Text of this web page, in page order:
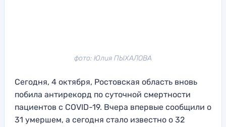
фото: Юлия ПЫХАЛОВА
Сегодня, 4 октября, Ростовская область вновь
побила антирекорд по суточной смертности
пациентов с COVID-19. Вчера впервые сообщили о
31 умершем, а сегодня стало известно о 32